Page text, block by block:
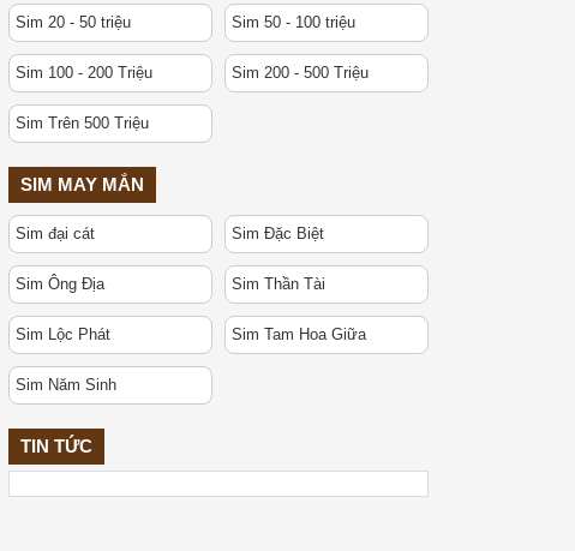
Sim 20 - 50 triệu Sim 50 - 100 triệu
Sim 100 - 200 Triệu Sim 200 - 500 Triệu
Sim Trên 500 Triệu
SIM MAY MẮN
Sim đại cát Sim Đặc Biệt
Sim Ông Địa Sim Thần Tài
Sim Lộc Phát Sim Tam Hoa Giữa
Sim Năm Sinh
TIN TỨC